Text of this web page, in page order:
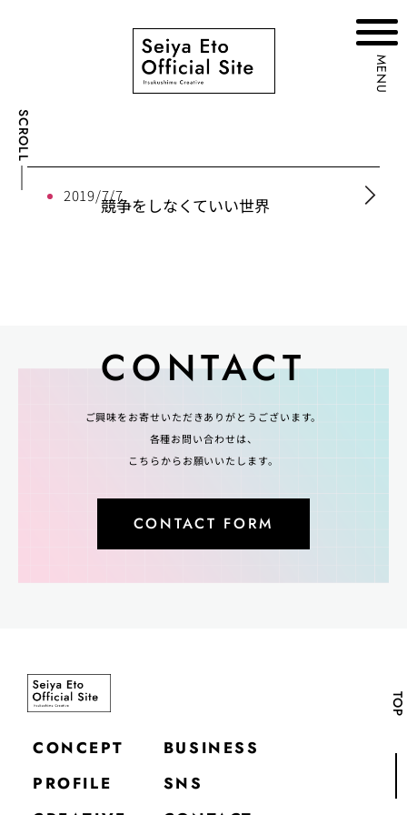
SCROLL
MENU
2019/7/7競争をしなくていい世界
CONTACT
ご興味をお寄せいただきありがとうございます。
各種お問い合わせは、
こちらからお願いいたします。
CONTACT FORM
CONCEPT
PROFILE
BUSINESS
SNS
TOP